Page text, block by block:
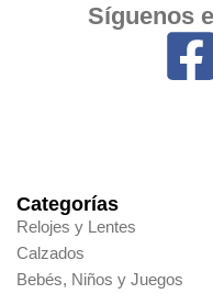
Síguenos
Categorías
Relojes y Lentes
Calzados
Bebés, Niños y Juegos